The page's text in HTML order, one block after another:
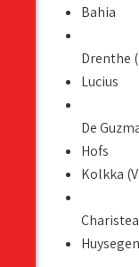
Bahia
Drenthe
Lucius
De
Hofs
Kolkka